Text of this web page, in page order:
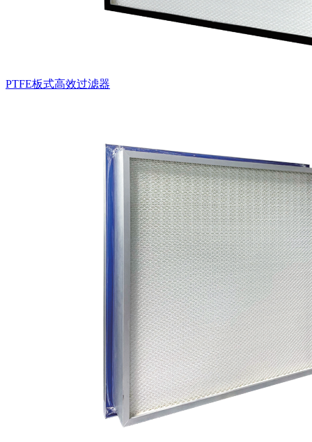
PTFE板式高效过滤器